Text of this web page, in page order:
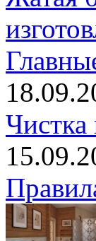
Чистка